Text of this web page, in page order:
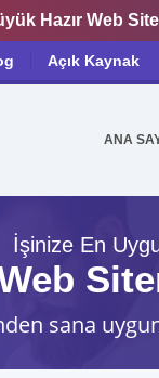
Hazır Web
Açık Kaynak
ANA
İşinize En
sana